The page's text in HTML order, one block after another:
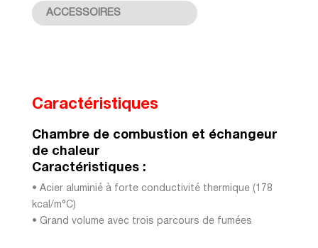
ACCESSOIRES
Caractéristiques
Chambre de combustion et échangeur
de chaleur
Caractéristiques :
• Acier aluminié à forte conductivité thermique (178
kcal/m°C)
• Grand volume avec trois parcours de fumées